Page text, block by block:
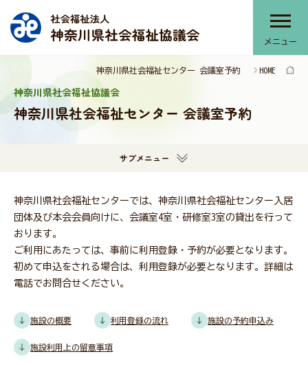
メニュー
HOME
神奈川県社会福祉センター 会議室予約
神奈川県社会福祉協議会
神奈川県社会福祉センター 会議室予約
サブメニュー
神奈川県社会福祉センターでは、神奈川県社会福祉センター入居
団体及び本会会員向けに、会議室4室・研修室3室の貸出を行って
おります。
ご利用にあたっては、事前に利用登録・予約が必要となります。
初めて申込をされる場合は、利用登録が必要となります。詳細は
電話でお問合せください。
施設の概要 利用登録の流れ 施設の予約申込み
施設利用上の留意事項
神奈川県社協について
部会・協議会・連絡会
提言・本会活動推進計画